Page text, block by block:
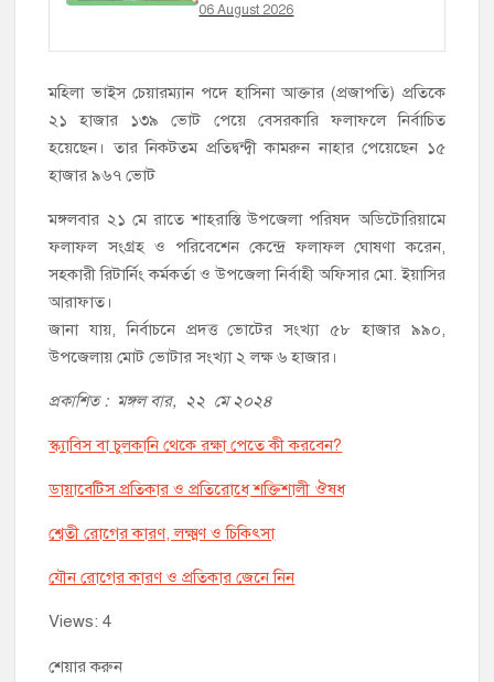
06 August 2026
মহিলা ভাইস চেয়ারম্যান পদে হাসিনা আক্তার (প্রজাপতি) প্রতিকে
২১ হাজার ১৩৯ ভোট পেয়ে বেসরকারি ফলাফলে নির্বাচিত
হয়েছেন। তার নিকটতম প্রতিদ্বন্দ্বী কামরুন নাহার পেয়েছেন ১৫
হাজার ৯৬৭ ভোট
মঙ্গলবার ২১ মে রাতে শাহরাস্তি উপজেলা পরিষদ অডিটোরিয়ামে
ফলাফল সংগ্রহ ও পরিবেশেন কেন্দ্রে ফলাফল ঘোষণা করেন,
সহকারী রিটার্নিং কর্মকর্তা ও উপজেলা নির্বাহী অফিসার মো. ইয়াসির
আরাফাত।
জানা যায়, নির্বাচনে প্রদত্ত ভোটের সংখ্যা ৫৮ হাজার ৯৯০,
উপজেলায় মোট ভোটার সংখ্যা ২ লক্ষ ৬ হাজার।
প্রকাশিত : মঙ্গল বার, ২২ মে ২০২৪
স্ক্যাবিস বা চুলকানি থেকে রক্ষা পেতে কী করবেন?
ডায়াবেটিস প্রতিকার ও প্রতিরোধে শক্তিশালী ঔষধ
শ্বেতী রোগের কারণ, লক্ষ্মণ ও চিকিৎসা
যৌন রোগের কারণ ও প্রতিকার জেনে নিন
Views: 4
শেয়ার করুন